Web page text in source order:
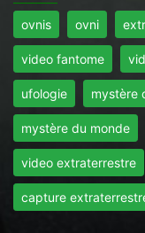
ovnis ovni
video fantome
ufologie mystère
mystère du monde
video extraterrestre
capture